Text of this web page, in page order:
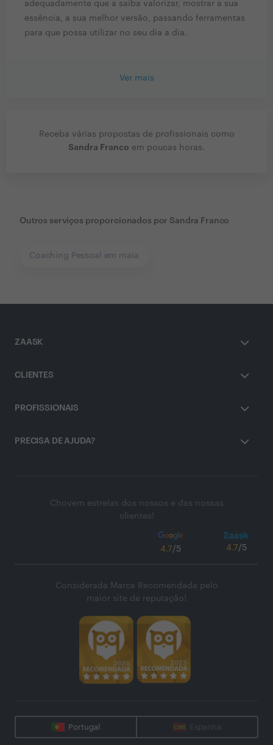
adequadamente que a saiba valorizar, mostrar a sua
essência, a sua melhor versão, passando ferramentas
para que possa utilizar no seu dia a dia.
Ver mais
Receba várias propostas de profissionais como
Sandra Franco em poucas horas.
Outros serviços proporcionados por Sandra Franco
Coaching Pessoal em maia
ZAASK
CLIENTES
PROFISSIONAIS
PRECISA DE AJUDA?
Chovem estrelas dos nossos e das nossas
clientes!
4.7/5 4.7/5
Considerada Marca Recomendada pelo
maior site de reputação!
Portugal Espanha